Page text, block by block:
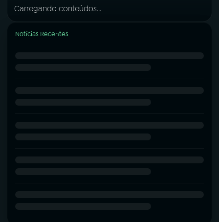
Carregando conteúdos...
Notícias Recentes